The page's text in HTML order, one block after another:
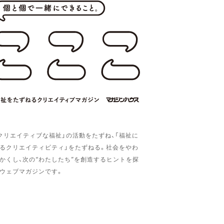
リエイティブな福祉」の活動をたずね、「福祉に
クリエイティビティ」をたずねる。社会をやわ
くし、次の“わたしたち”を創造するヒントを探
ェブマガジンです。